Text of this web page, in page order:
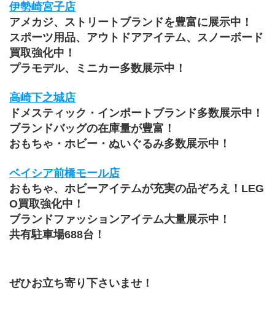
伊勢崎宮子店
アメカジ、ストリートブランドを豊富に展示中！
スポーツ用品、アウトドアアイテム、スノーボード
買取強化中！
プラモデル、ミニカー多数展示中！
高崎下之城店
ドメスティック・インポートブランド多数展示中！
ブランドバッグの在庫量が豊富！
おもちゃ・ホビー・ぬいぐるみ多数展示中！
ベイシア前橋モール店
おもちゃ、ホビーアイテムが充実の品ぞろえ！LEG
O買取強化中！
ブランドファッションアイテム大量展示中！
共有駐車場688台！
ぜひお立ち寄り下さいませ！